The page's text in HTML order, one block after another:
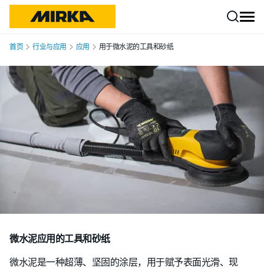
首页 行业与应用 应用 用于微水泥的工具和砂纸
微水泥应用的工具和砂纸
微水泥是一种超薄、坚固的涂层，用于赋予表面光滑、现